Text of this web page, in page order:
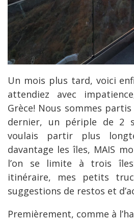
Un mois plus tard, voici
attendiez avec
Grèce! Nous sommes
dernier, un périple de 2
voulais partir plus
davantage les îles, MAIS
l’on se limite à trois
itinéraire, mes petits
suggestions de restos et
Premièrement, comme à